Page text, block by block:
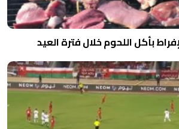
بأكل اللحوم خلال فترة العيد